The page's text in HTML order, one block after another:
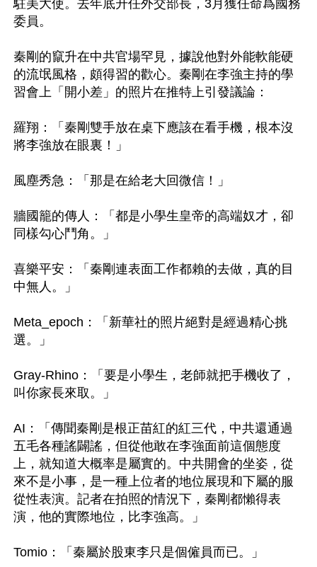
駐美大使。去年底升任外交部長，3月獲任命爲國務
委員。
秦剛的竄升在中共官場罕見，據說他對外能軟能硬
的流氓風格，頗得習的歡心。秦剛在李強主持的學
習會上「開小差」的照片在推特上引發議論：
羅翔：「秦剛雙手放在桌下應該在看手機，根本沒
將李強放在眼裏！」
風塵秀急：「那是在給老大回微信！」
牆國籠的傳人：「都是小學生皇帝的高端奴才，卻
同樣勾心鬥角。」
喜樂平安：「秦剛連表面工作都賴的去做，真的目
中無人。」
Meta_epoch：「新華社的照片絕對是經過精心挑
選。」
Gray-Rhino：「要是小學生，老師就把手機收了，
叫你家長來取。」
AI：「傳聞秦剛是根正苗紅的紅三代，中共還通過
五毛各種謠闢謠，但從他敢在李強面前這個態度
上，就知道大概率是屬實的。中共開會的坐姿，從
來不是小事，是一種上位者的地位展現和下屬的服
從性表演。記者在拍照的情況下，秦剛都懶得表
演，他的實際地位，比李強高。」
Tomio：「秦屬於股東李只是個僱員而已。」